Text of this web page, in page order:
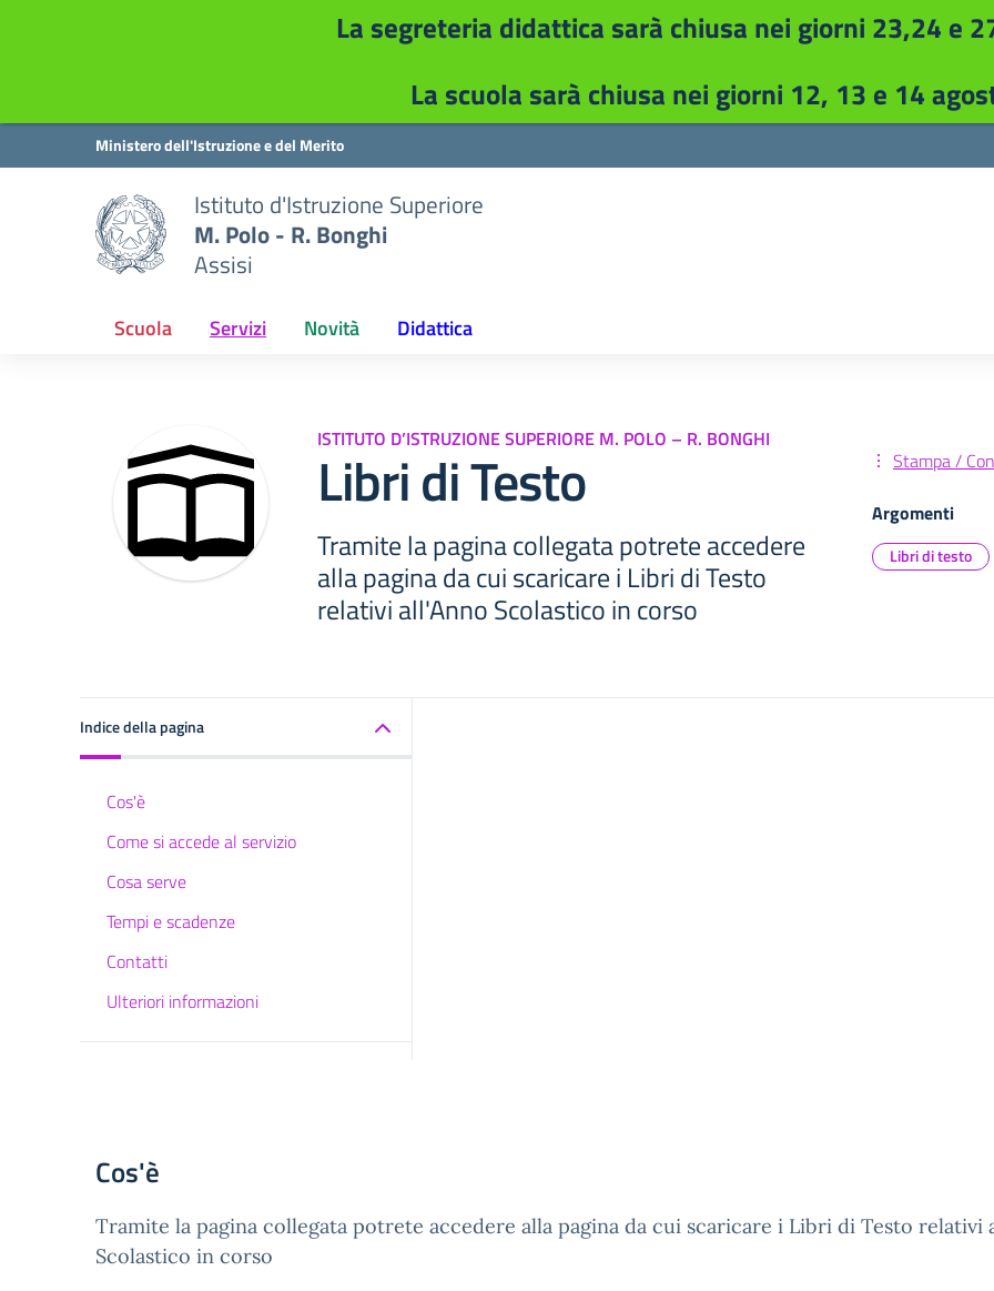
Vai ai contenuti
Vai al menu di navigazioneMinistero dell'Istruzione e del Merito
Istituto d'Istruzione Superiore
M. Polo - R. Bonghi
Assisi
Scuola Servizi Novità Didattica
ISTITUTO D’ISTRUZIONE SUPERIORE M. POLO – R. BONGHI
Libri di Testo
Tramite la pagina collegata potrete accedere
alla pagina da cui scaricare i Libri di Testo
relativi all'Anno Scolastico in corso
Stampa /
Argomenti
Libri di testo
Indice della pagina
Cos'è
Come si accede al servizio
Cosa serve
Tempi e scadenze
Contatti
Ulteriori informazioni
Cos'è
Tramite la pagina collegata potrete accedere alla pagina da cui scaricare i Libri di Testo relativi
Scolastico in corso
La segreteria didattica sarà chiusa nei giorni 23,24 e
La scuola sarà chiusa nei giorni 12, 13 e 14